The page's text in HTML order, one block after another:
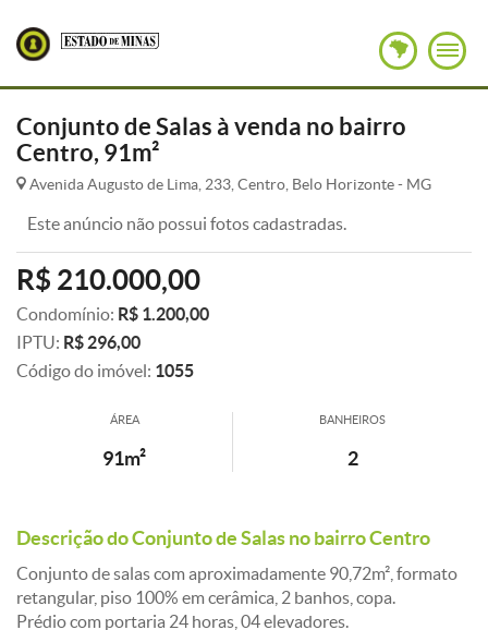
Conjunto de Salas à venda no bairro
Centro, 91m²
Avenida Augusto de Lima, 233, Centro, Belo Horizonte - MG
Este anúncio não possui fotos cadastradas.
R$ 210.000,00
Condomínio: R$ 1.200,00
IPTU: R$ 296,00
Código do imóvel: 1055
ÁREA
91m²
BANHEIROS
2
Descrição do Conjunto de Salas no bairro Centro
Conjunto de salas com aproximadamente 90,72m², formato
retangular, piso 100% em cerâmica, 2 banhos, copa.
Prédio com portaria 24 horas, 04 elevadores.